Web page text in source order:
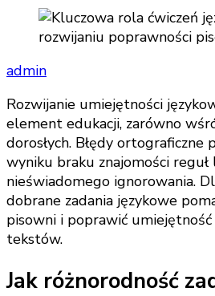
admin
Rozwijanie umiejętności
element edukacji, zarówno
dorosłych. Błędy ortograficzne
wyniku braku znajomości reguł
nieświadomego ignorowania.
dobrane zadania językowe
pisowni i poprawić umiejętność
tekstów.
Jak różnorodność